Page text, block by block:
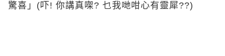
驚喜」(吓! 你講真㗎? 乜我哋咁心有靈犀??)